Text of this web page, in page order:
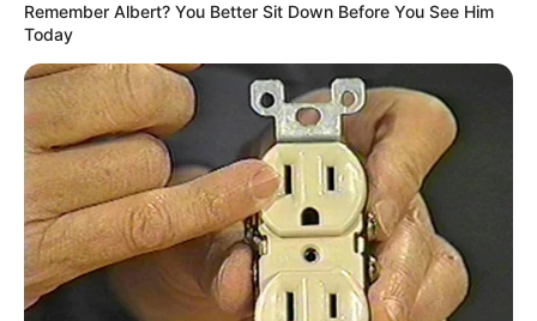
Remember Albert? You Better Sit Down Before You See Him
Today